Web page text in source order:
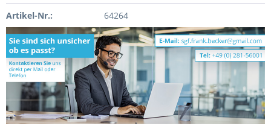
Artikel-Nr.: 64264